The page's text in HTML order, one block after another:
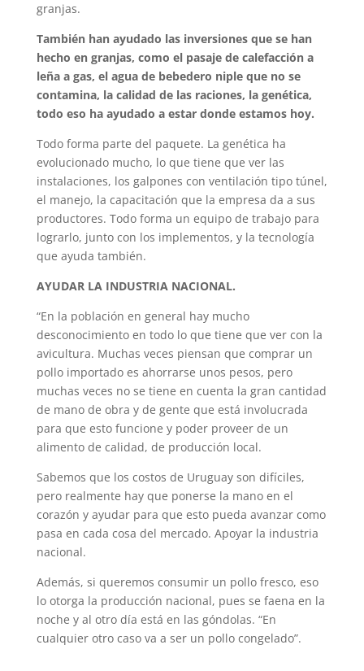
granjas.
También han ayudado las inversiones que se han
hecho en granjas, como el pasaje de calefacción a
leña a gas, el agua de bebedero niple que no se
contamina, la calidad de las raciones, la genética,
todo eso ha ayudado a estar donde estamos hoy.
Todo forma parte del paquete. La genética ha
evolucionado mucho, lo que tiene que ver las
instalaciones, los galpones con ventilación tipo túnel,
el manejo, la capacitación que la empresa da a sus
productores. Todo forma un equipo de trabajo para
lograrlo, junto con los implementos, y la tecnología
que ayuda también.
AYUDAR LA INDUSTRIA NACIONAL.
“En la población en general hay mucho
desconocimiento en todo lo que tiene que ver con la
avicultura. Muchas veces piensan que comprar un
pollo importado es ahorrarse unos pesos, pero
muchas veces no se tiene en cuenta la gran cantidad
de mano de obra y de gente que está involucrada
para que esto funcione y poder proveer de un
alimento de calidad, de producción local.
Sabemos que los costos de Uruguay son difíciles,
pero realmente hay que ponerse la mano en el
corazón y ayudar para que esto pueda avanzar como
pasa en cada cosa del mercado. Apoyar la industria
nacional.
Además, si queremos consumir un pollo fresco, eso
lo otorga la producción nacional, pues se faena en la
noche y al otro día está en las góndolas. “En
cualquier otro caso va a ser un pollo congelado”.